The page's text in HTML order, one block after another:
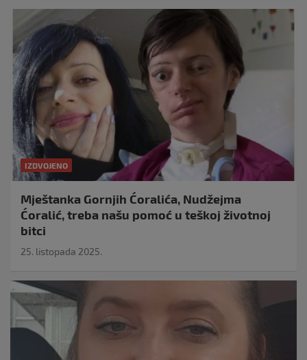
IZDVOJENO
Mještanka Gornjih Ćoralića, Nudžejma
Ćoralić, treba našu pomoć u teškoj životnoj
bitci
25. listopada 2025.